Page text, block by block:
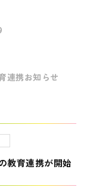
連携お知らせ
教育連携が開始